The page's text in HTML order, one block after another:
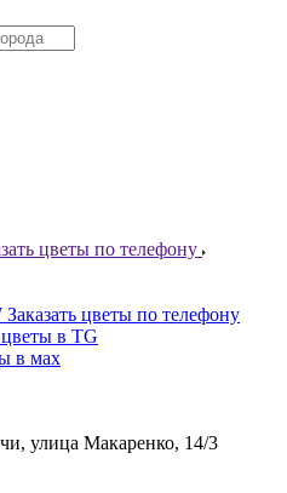
цветы по телефону
Заказать цветы по телефону
цветы в TG
в мах
улица Макаренко, 14/3